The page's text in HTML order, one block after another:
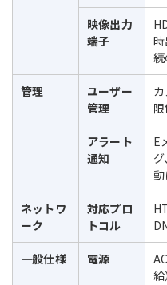
映像出力
端子
管理
ユーザー
管理
アラート
通知
E
ネットワ
ーク
対応プロ
トコル
一般仕様 電源
給